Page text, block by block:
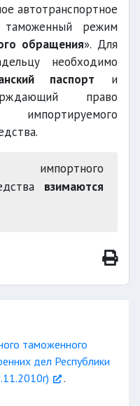
автотранспортное
таможенный режим
обращения». Для
необходимо
паспорт и
право
взимаются
таможенного
дел Республики
.